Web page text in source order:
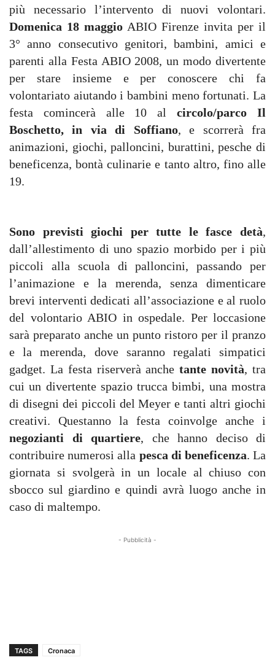
più necessario l’intervento di nuovi volontari.
Domenica 18 maggio ABIO Firenze invita per il
3° anno consecutivo genitori, bambini, amici e
parenti alla Festa ABIO 2008, un modo divertente
per stare insieme e per conoscere chi fa
volontariato aiutando i bambini meno fortunati. La
festa comincerà alle 10 alcircolo/parco Il
Boschetto, in via di Soffiano, e scorrerà fra
animazioni, giochi, palloncini, burattini, pesche di
beneficenza, bontà culinarie e tanto altro, fino alle
19.
Sono previsti giochi per tutte le fasce detà,
dall’allestimento di uno spazio morbido per i più
piccoli alla scuola di palloncini, passando per
l’animazione e la merenda, senza dimenticare
brevi interventi dedicati all’associazione e al ruolo
del volontario ABIO in ospedale. Per loccasione
sarà preparato anche un punto ristoro per il pranzo
e la merenda, dove saranno regalati simpatici
gadget. La festa riserverà anchetante novità, tra
cui un divertente spazio trucca bimbi, una mostra
di disegni dei piccoli del Meyer e tanti altri giochi
creativi. Questanno la festa coinvolge anche i
negozianti di quartiere, che hanno deciso di
contribuire numerosi alla pesca di beneficenza. La
giornata si svolgerà in un locale al chiuso con
sbocco sul giardino e quindi avrà luogo anche in
caso di maltempo.
- Pubblicità -
TAGS Cronaca